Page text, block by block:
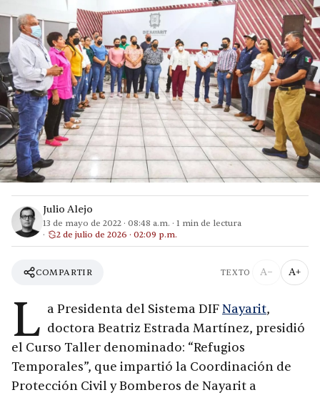
Julio Alejo
13 de mayo de 2022 · 08:48 a.m. · 1 min de lectura
2 de julio de 2026 · 02:09 p.m.
COMPARTIR TEXTO A− A+
L a Presidenta del Sistema DIFNayarit,
doctora Beatriz Estrada Martínez, presidió
el Curso Taller denominado: “Refugios
Temporales”, que impartió la Coordinación de
Protección Civil y Bomberos de Nayarit a